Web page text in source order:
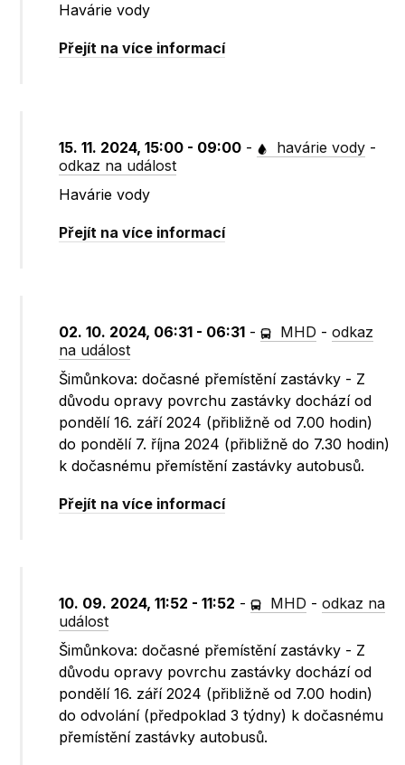
Havárie vody
Přejít na více informací
15. 11. 2024, 15:00 - 09:00 - havárie vody -
odkaz na událost
Havárie vody
Přejít na více informací
02. 10. 2024, 06:31 - 06:31 - MHD -odkaz
na událost
Šimůnkova: dočasné přemístění zastávky - Z
důvodu opravy povrchu zastávky dochází od
pondělí 16. září 2024 (přibližně od 7.00 hodin)
do pondělí 7. října 2024 (přibližně do 7.30 hodin)
k dočasnému přemístění zastávky autobusů.
Přejít na více informací
10. 09. 2024, 11:52 - 11:52 - MHD -odkaz na
událost
Šimůnkova: dočasné přemístění zastávky - Z
důvodu opravy povrchu zastávky dochází od
pondělí 16. září 2024 (přibližně od 7.00 hodin)
do odvolání (předpoklad 3 týdny) k dočasnému
přemístění zastávky autobusů.